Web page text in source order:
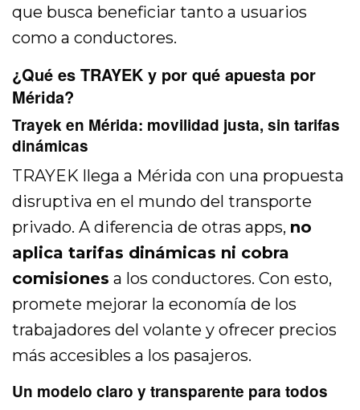
que busca beneficiar tanto a usuarios
como a conductores.
¿Qué es TRAYEK y por qué apuesta por
Mérida?
Trayek en Mérida: movilidad justa, sin tarifas
dinámicas
TRAYEK llega a Mérida con una propuesta
disruptiva en el mundo del transporte
privado. A diferencia de otras apps, no
aplica tarifas dinámicas ni cobra
comisiones a los conductores. Con esto,
promete mejorar la economía de los
trabajadores del volante y ofrecer precios
más accesibles a los pasajeros.
Un modelo claro y transparente para todos